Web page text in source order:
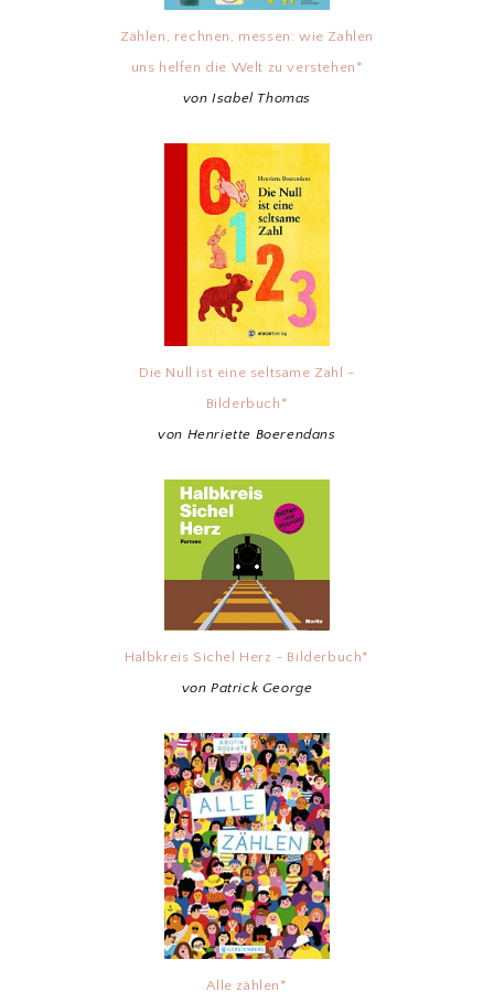
Zählen, rechnen, messen: wie Zahlen
uns helfen die Welt zu verstehen*
von Isabel Thomas
Die Null ist eine seltsame Zahl -
Bilderbuch*
von Henriette Boerendans
Halbkreis Sichel Herz - Bilderbuch*
von Patrick George
Alle zählen*